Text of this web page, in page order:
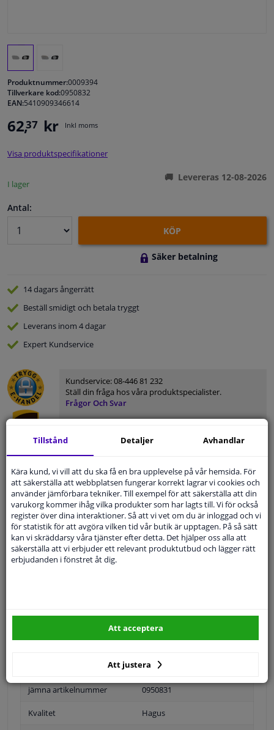
Interiör & bilklädsel
Bilvård & Tillbehör
Verkstad & Verktyg
Husbil, motorcykel, cykel & båt
Sensorer & Elsystem
Produktnummer:0009394
Tillverkare kod:0950832
EAN:5410909346614
62,37 kr Inkl moms
Visa produktspecifikationer
I lager
Levereras 12-08-2026
Antal:
KÖP
Säker betalning
14 dagarsångerrätt
Beställ smidigt och betala tryggt
Leverans inom 4 dagar
Expert Kundservice
Kundservice:08-446 81 232
Ställ din fråga hos våra produktspecialister.
Frågor Och Svar
Modellmatchande garanti, Hitta rätt bildelar.
Fyll i ditt registreringsnummerellerVälj din bil.
SÖK
Specifikationer
Ytter-/Innerspegel Bulb-formad
Ouppvärmd
jämna artikelnummer 0950831
Kvalitet Hagus
Tillstånd Detaljer Avhandlar
Kära kund, vi vill att du ska få en bra upplevelse på vår hemsida. För
att säkerställa att webbplatsen fungerar korrekt lagrar vi cookies och
använder jämförbara tekniker. Till exempel för att säkerställa att din
varukorg kommer ihåg vilka produkter som har lagts till. Vi för också
register över dina interaktioner. Så att vi vet om du är inloggad och vi
för statistik för att avgöra vilken tid vår butik är upptagen. På så sätt
kan vi skräddarsy våra tjänster efter detta. Det hjälper oss alla att
säkerställa att vi erbjuder ett relevant produktutbud och lägger rätt
erbjudanden i fönstret åt dig.
Att justera
Att acceptera